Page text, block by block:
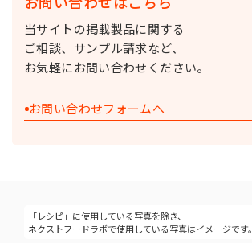
当サイトの掲載製品に関する
ご相談、サンプル請求など、
お気軽にお問い合わせください。
お問い合わせフォームへ
「レシピ」に使用している写真を除き、
ネクストフードラボで使用している写真はイメージです。